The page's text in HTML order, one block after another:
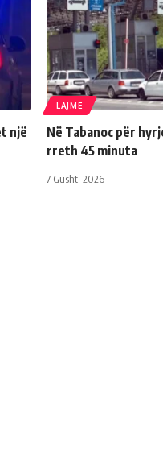
një
LAJME
Në Tabanoc për
rreth 45 minuta
7 Gusht, 2026